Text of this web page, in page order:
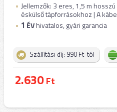
Jellemzők: 3 eres, 1,5 m
éskülső tápforrásokhoz | A
1 ÉVhivatalos, gyári garancia
Szállítási díj: 990 Ft-tól
2.630Ft